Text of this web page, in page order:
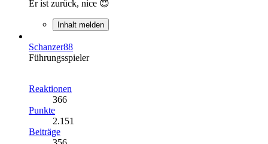
Er ist zurück, nice 😇
Inhalt melden
Schanzer88
Führungsspieler
Reaktionen
366
Punkte
2.151
Beiträge